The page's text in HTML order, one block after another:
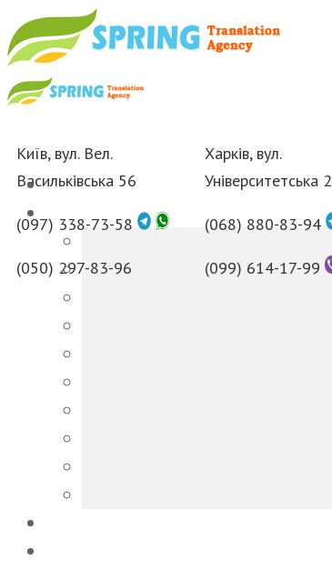
Київ, вул. Вел.
Васильківська 56
(097) 338-73-58
(050) 297-83-96
Харків, вул.
Університетська 2
(068) 880-83-94
(099) 614-17-99